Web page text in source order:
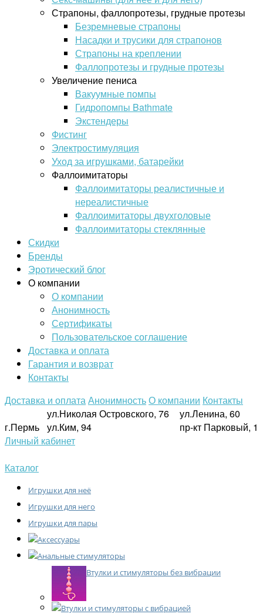
Страпоны, фаллопротезы, грудные протезы
Безремневые страпоны
Насадки и трусики для страпонов
Страпоны на креплении
Фаллопротезы и грудные протезы
Увеличение пениса
Вакуумные помпы
Гидропомпы Bathmate
Экстендеры
Фистинг
Электростимуляция
Уход за игрушками, батарейки
Фаллоимитаторы
Фаллоимитаторы реалистичные и
нереалистичные
Фаллоимитаторы двухголовые
Фаллоимитаторы стеклянные
Скидки
Бренды
Эротический блог
О компании
О компании
Анонимность
Сертификаты
Пользовательское соглашение
Доставка и оплата
Гарантия и возврат
Контакты
Доставка и оплатаАнонимностьО компании Контакты
г.Пермь
ул.Николая Островского, 76
ул.Ким, 94
ул.Ленина, 60
пр-кт Парковый, 1
Личный кабинет
Каталог
Игрушки для неё
Игрушки для него
Игрушки для пары
Аксессуары
Анальные стимуляторы
Втулки и стимуляторы без вибрации
Втулки и стимуляторы с вибрацией